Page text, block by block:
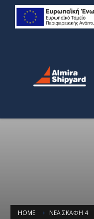
HOME ΝΈΑ ΣΚΆΦΗ 4